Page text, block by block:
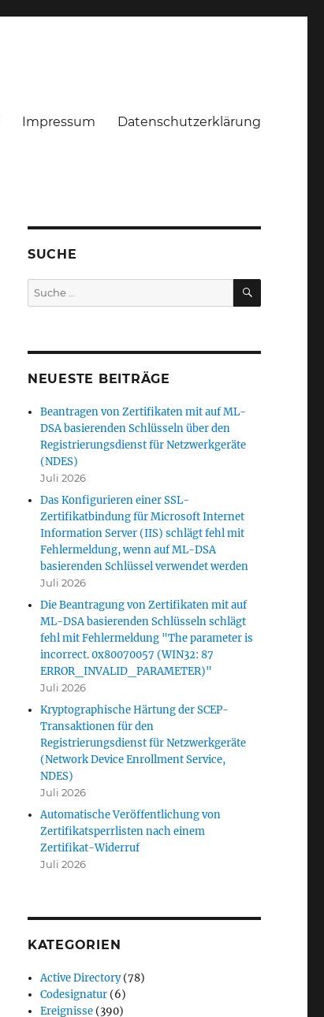
Impressum Datenschutzerklärung
SUCHE
Suche
nach:
SUCHEN
NEUESTE BEITRÄGE
Beantragen von Zertifikaten mit auf ML-
DSA basierenden Schlüsseln über den
Registrierungsdienst für Netzwerkgeräte
(NDES)
Juli 2026
Das Konfigurieren einer SSL-
Zertifikatbindung für Microsoft Internet
Information Server (IIS) schlägt fehl mit
Fehlermeldung, wenn auf ML-DSA
basierenden Schlüssel verwendet werden
Juli 2026
Die Beantragung von Zertifikaten mit auf
ML-DSA basierenden Schlüsseln schlägt
fehl mit Fehlermeldung "The parameter is
incorrect. 0x80070057 (WIN32: 87
ERROR_INVALID_PARAMETER)"
Juli 2026
Kryptographische Härtung der SCEP-
Transaktionen für den
Registrierungsdienst für Netzwerkgeräte
(Network Device Enrollment Service,
NDES)
Juli 2026
Automatische Veröffentlichung von
Zertifikatsperrlisten nach einem
Zertifikat-Widerruf
Juli 2026
KATEGORIEN
Active Directory(78)
Codesignatur (6)
Ereignisse (390)